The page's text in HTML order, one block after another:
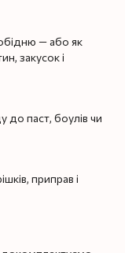
— або як
закусок і
до паст, боулів чи
приправ і